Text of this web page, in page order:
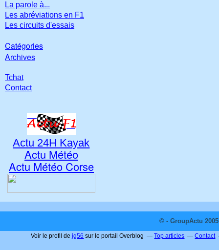
La parole à...
Les abréviations en F1
Les circuits d'essais
Catégories
Archives
Tchat
Contact
Actu 24H Kayak
Actu Météo
Actu Météo Corse
© - GroupActu
Voir le profil dejg56 sur le portail Overblog Top articles Contact